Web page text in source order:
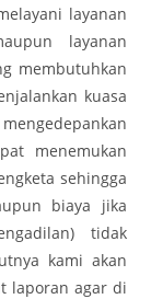
layanan
layanan
membutuhkan
kuasa
menemukan
sehingga
biaya jika
tidak
kami akan
laporan agar di